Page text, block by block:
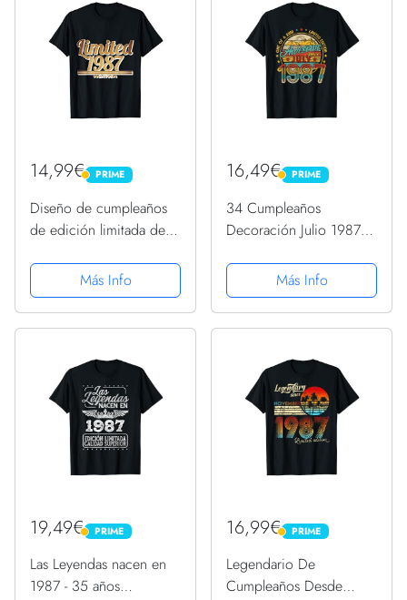
14,99€ PRIME
PRIME
Diseño de cumpleaños
de edición limitada de
Más Info
16,49€ PRIME
PRIME
34 Cumpleaños
Decoración Julio 1987
Años Camiseta
Más Info
19,49€ PRIME
PRIME
Las Leyendas nacen en
1987 - 35 años
16,99€ PRIME
PRIME
Legendario De
Cumpleaños Desde